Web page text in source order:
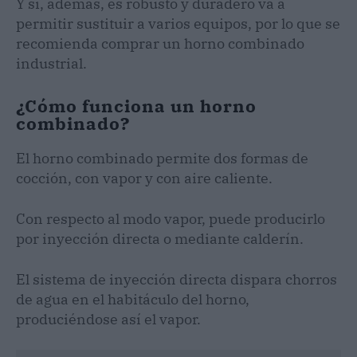
permitir sustituir a varios equipos, por lo que se
recomienda comprar un horno combinado
industrial.
¿Cómo funciona un horno
combinado?
El horno combinado permite dos formas de
cocción, con vapor y con aire caliente.
Con respecto al modo vapor, puede producirlo
por inyección directa o mediante calderín.
El sistema de inyección directa dispara chorros
de agua en el habitáculo del horno,
produciéndose así el vapor.